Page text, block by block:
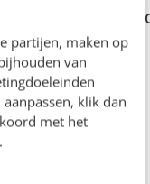
partijen, maken op
van
klik dan
met het
beschikbaar op